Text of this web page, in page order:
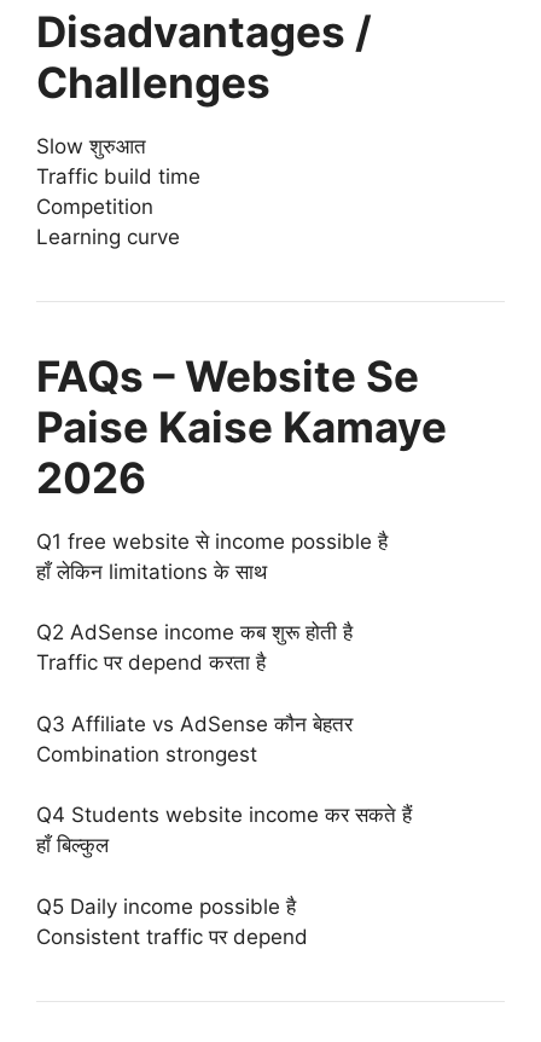
Disadvantages /
Challenges
Slow शुरुआत
Traffic build time
Competition
Learning curve
FAQs – Website Se
Paise Kaise Kamaye
2026
Q1 free website से income possible है
हाँ लेकिन limitations के साथ
Q2 AdSense income कब शुरू होती है
Traffic पर depend करता है
Q3 Affiliate vs AdSense कौन बेहतर
Combination strongest
Q4 Students website income कर सकते हैं
हाँ बिल्कुल
Q5 Daily income possible है
Consistent traffic पर depend